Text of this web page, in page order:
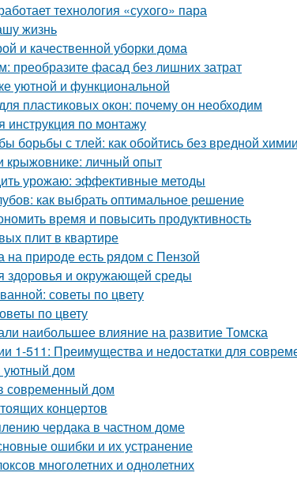
технология «сухого» пара
жизнь
и качественной уборки дома
преобразите фасад без лишних затрат
уютной и функциональной
пластиковых окон: почему он необходим
по монтажу
борьбы с тлей: как обойтись без вредной химии
крыжовнике: личный опыт
урожаю: эффективные методы
как выбрать оптимальное решение
время и повысить продуктивность
плит в квартире
на природе есть рядом с Пензой
здоровья и окружающей среды
советы по цвету
по цвету
наибольшее влияние на развитие Томска
1-511: Преимущества и недостатки для
уютный дом
современный дом
концертов
чердака в частном доме
ошибки и их устранение
многолетних и однолетних